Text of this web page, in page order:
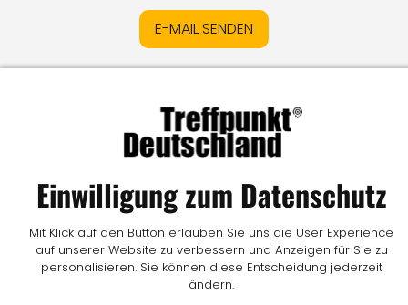
E-MAIL SENDEN
DatenschutzIOnline-Streitschlichtung
MediadatenIKontaktIVertrag widerrufen
© LW Medien GmbH
Einwilligung zum Datenschutz
Mit Klick auf den Button erlauben Sie uns die User Experience
auf unserer Website zu verbessern und Anzeigen für Sie zu
personalisieren. Sie können diese Entscheidung jederzeit
ändern.